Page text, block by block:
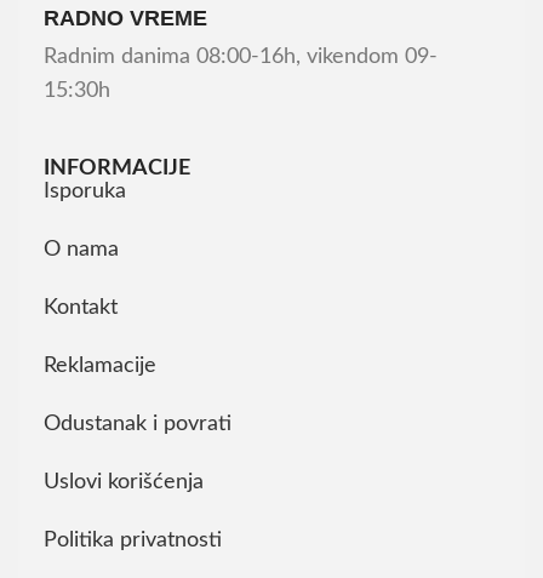
RADNO VREME
Radnim danima 08:00-16h, vikendom 09-
15:30h
INFORMACIJE
Isporuka
O nama
Kontakt
Reklamacije
Odustanak i povrati
Uslovi korišćenja
Politika privatnosti